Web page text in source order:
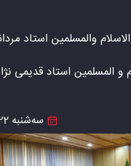
والمسلمین استاد
المسلمین استاد قدیمی
سه‌شنبه 22 آبان 1403